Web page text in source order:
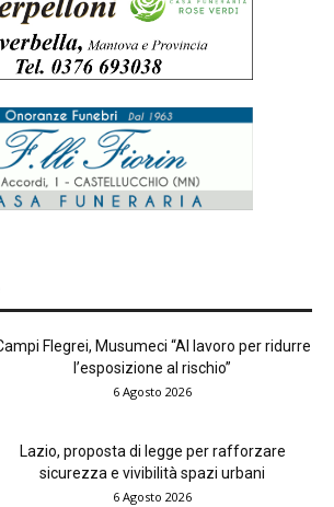
Flegrei, Musumeci “Al lavoro per ridurre
l’esposizione al rischio”
6 Agosto 2026
Lazio, proposta di legge per rafforzare
sicurezza e vivibilità spazi urbani
6 Agosto 2026